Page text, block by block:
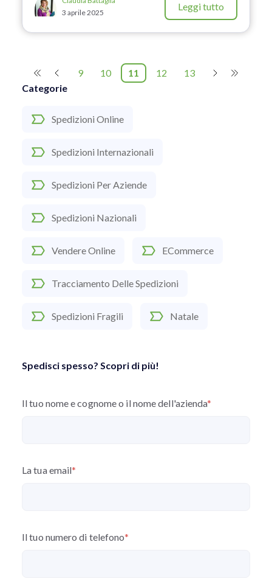
Categorie
Spedizioni Online
Spedizioni Internazionali
Spedizioni Per Aziende
Spedizioni Nazionali
Vendere Online ECommerce
Tracciamento Delle Spedizioni
Spedizioni Fragili Natale
Spedisci spesso? Scopri di più!
Il tuo nome e cognome o il nome dell'azienda*
La tua email*
Il tuo numero di telefono*
3 aprile 2025
Leggi tutto
9 10 11 12 13